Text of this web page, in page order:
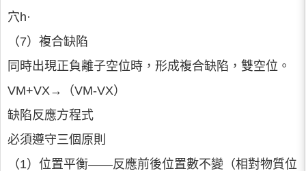
穴h·
（7）複合缺陷
同時出現正負離子空位時，形成複合缺陷，雙空位。
VM+VX→（VM-VX）
缺陷反應方程式
必須遵守三個原則
（1）位置平衡——反應前後位置數不變（相對物質位